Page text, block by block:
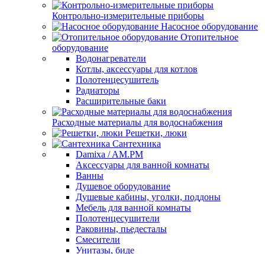
Контрольно-измерительные приборы
Насосное оборудование
Отопительное
оборудование
Водонагреватели
Котлы, аксессуары для котлов
Полотенцесушитель
Радиаторы
Расширительные баки
Расходные материалы для водоснабжения
Решетки, люки
Сантехника
Damixa / AM.PM
Аксессуары для ванной комнаты
Ванны
Душевое оборудование
Душевые кабины, уголки, поддоны
Мебель для ванной комнаты
Полотенцесушители
Раковины, пьедесталы
Смесители
Унитазы, биде